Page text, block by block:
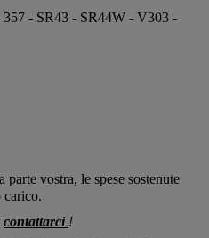
- SR43 - SR44W - V303 -
parte vostra, le spese sostenute
carico.
contattarci !